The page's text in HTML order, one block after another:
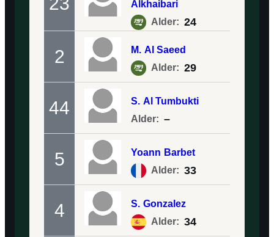
Alkhaibari
Alder: 24
2 M. Al Saeed
Alder: 29
44 S. Al Tumbukti
Alder: –
5 Yoann Barbet
Alder: 33
4 S. Gonzalez
Alder: 34